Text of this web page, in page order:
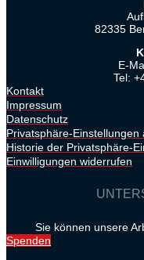
82335
E-
Tel:
Kontakt
Impressum
Datenschutz
Privatsphäre-Einstellungen
Historie der Privatsphäre-
Einwilligungen widerrufen
Sie können unsere
Spenden